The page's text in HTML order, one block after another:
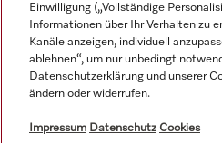
© Miele & Cie. KG.
Einwilligung („Vollständige
Informationen über Ihr Verhalten zu
Kanäle anzeigen, individuell
ablehnen“, um nur unbedingt
Datenschutzerklärung und unserer
ändern oder widerrufen.
Impressum Datenschutz Cookies